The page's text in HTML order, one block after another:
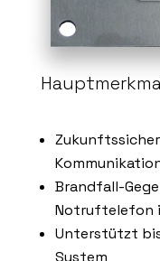
Brandfall-
Notruftelefon
Unterstützt
System